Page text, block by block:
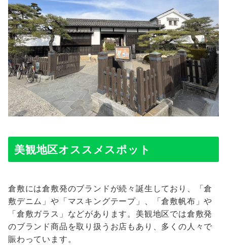
美観地区オススメスポット
倉敷には倉敷発のブランドが続々誕生しており、「倉
敷デニム」や「マスキングテープ」、「倉敷帆布」や
「倉敷ガラス」などがあります。美観地区では倉敷発
のブランド商品を取り扱うお店もあり、多くの人々で
賑わっています。